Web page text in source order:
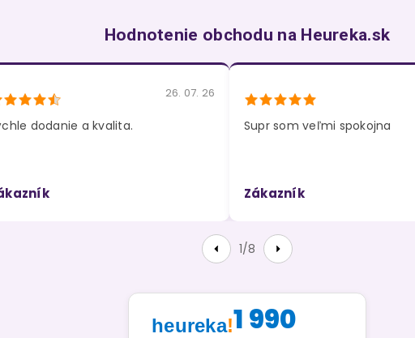
Hodnotenie obchodu na Heureka.sk
26. 07. 26
dodanie a kvalita. Supr som veľmi spokojna
Zákazník
1/8
heureka!1 990